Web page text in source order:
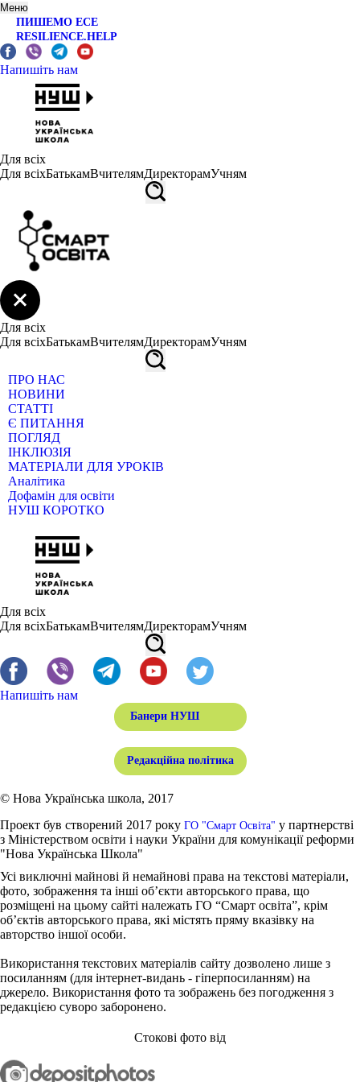
Меню
ПИШЕМО ЕСЕ
RESILIENCE.HELP
Напишіть нам
Для всіх
Для всіхБатькамВчителямДиректорамУчням
Для всіх
Для всіхБатькамВчителямДиректорамУчням
ПРО НАС
НОВИНИ
СТАТТІ
Є ПИТАННЯ
ПОГЛЯД
ІНКЛЮЗІЯ
МАТЕРІАЛИ ДЛЯ УРОКІВ
Аналітика
Дофамін для освіти
НУШ КОРОТКО
Для всіх
Для всіхБатькамВчителямДиректорамУчням
Напишіть нам
Банери НУШ
Редакційна політика
© Нова Українська школа, 2017
Проект був створений 2017 року ГО "Смарт Освіта" у партнерстві
з Міністерством освіти і науки України для комунікації реформи
"Нова Українська Школа"
Усі виключні майнові й немайнові права на текстові матеріали,
фото, зображення та інші об’єкти авторського права, що
розміщені на цьому сайті належать ГО “Смарт освіта”, крім
об’єктів авторського права, які містять пряму вказівку на
авторство іншої особи.
Використання текстових матеріалів сайту дозволено лише з
посиланням (для інтернет-видань - гіперпосиланням) на
джерело. Використання фото та зображень без погодження з
редакцією суворо заборонено.
Стокові фото від